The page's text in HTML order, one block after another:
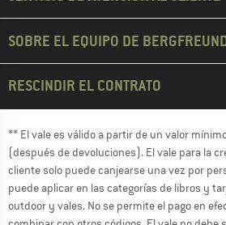
SOBRE EL EQUIPO DE
RESCINDIR EL CONTRATO
** El vale es válido a partir de un valor
(después de devoluciones). El vale para la
cliente solo puede canjearse una vez por
puede aplicar en las categorías de libros y
outdoor y vales. No se permite el pago en